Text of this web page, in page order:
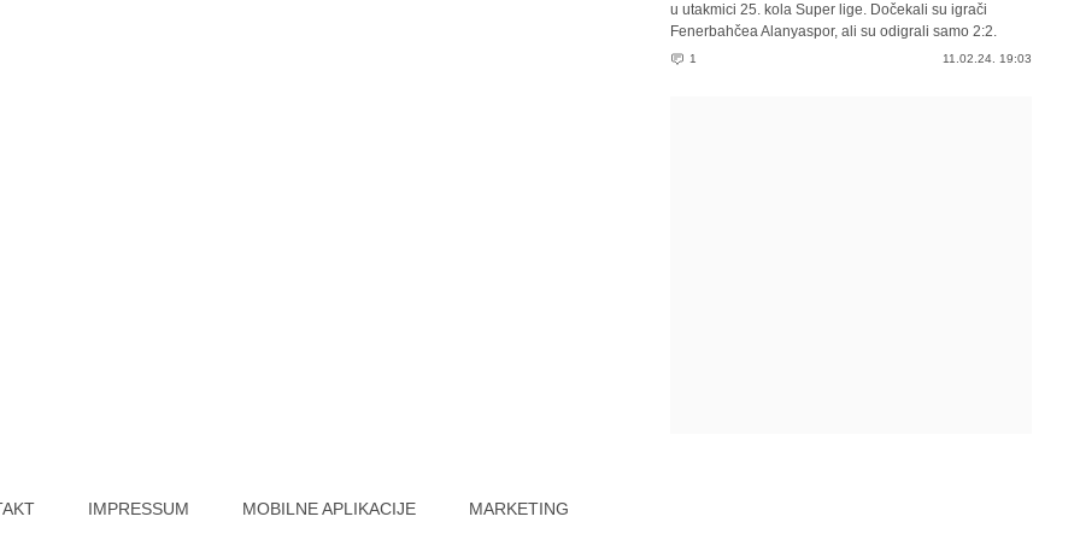
u utakmici 25. kola Super lige. Dočekali su igrači
Fenerbahčea Alanyaspor, ali su odigrali samo 2:2.
1 11.02.24. 19:03
IMPRESSUM MOBILNE APLIKACIJE MARKETING